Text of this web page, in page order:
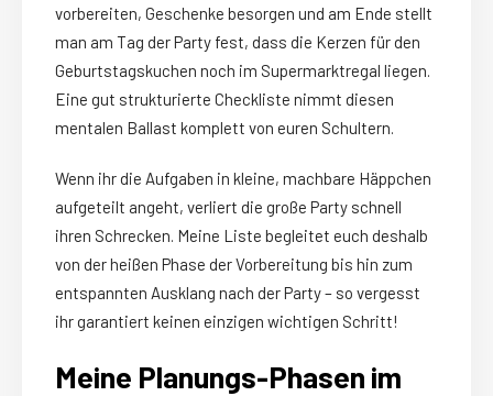
vorbereiten, Geschenke besorgen und am Ende stellt
man am Tag der Party fest, dass die Kerzen für den
Geburtstagskuchen noch im Supermarktregal liegen.
Eine gut strukturierte Checkliste nimmt diesen
mentalen Ballast komplett von euren Schultern.
Wenn ihr die Aufgaben in kleine, machbare Häppchen
aufgeteilt angeht, verliert die große Party schnell
ihren Schrecken. Meine Liste begleitet euch deshalb
von der heißen Phase der Vorbereitung bis hin zum
entspannten Ausklang nach der Party – so vergesst
ihr garantiert keinen einzigen wichtigen Schritt!
Meine Planungs-Phasen im